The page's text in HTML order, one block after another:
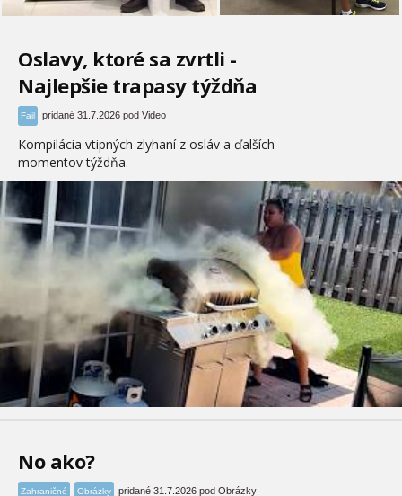
Oslavy, ktoré sa zvrtli -
Najlepšie trapasy týždňa
Fail pridané 31.7.2026 pod Video
Kompilácia vtipných zlyhaní z osláv a ďalších
momentov týždňa.
No ako?
Zahraničné Obrázky pridané 31.7.2026 pod Obrázky